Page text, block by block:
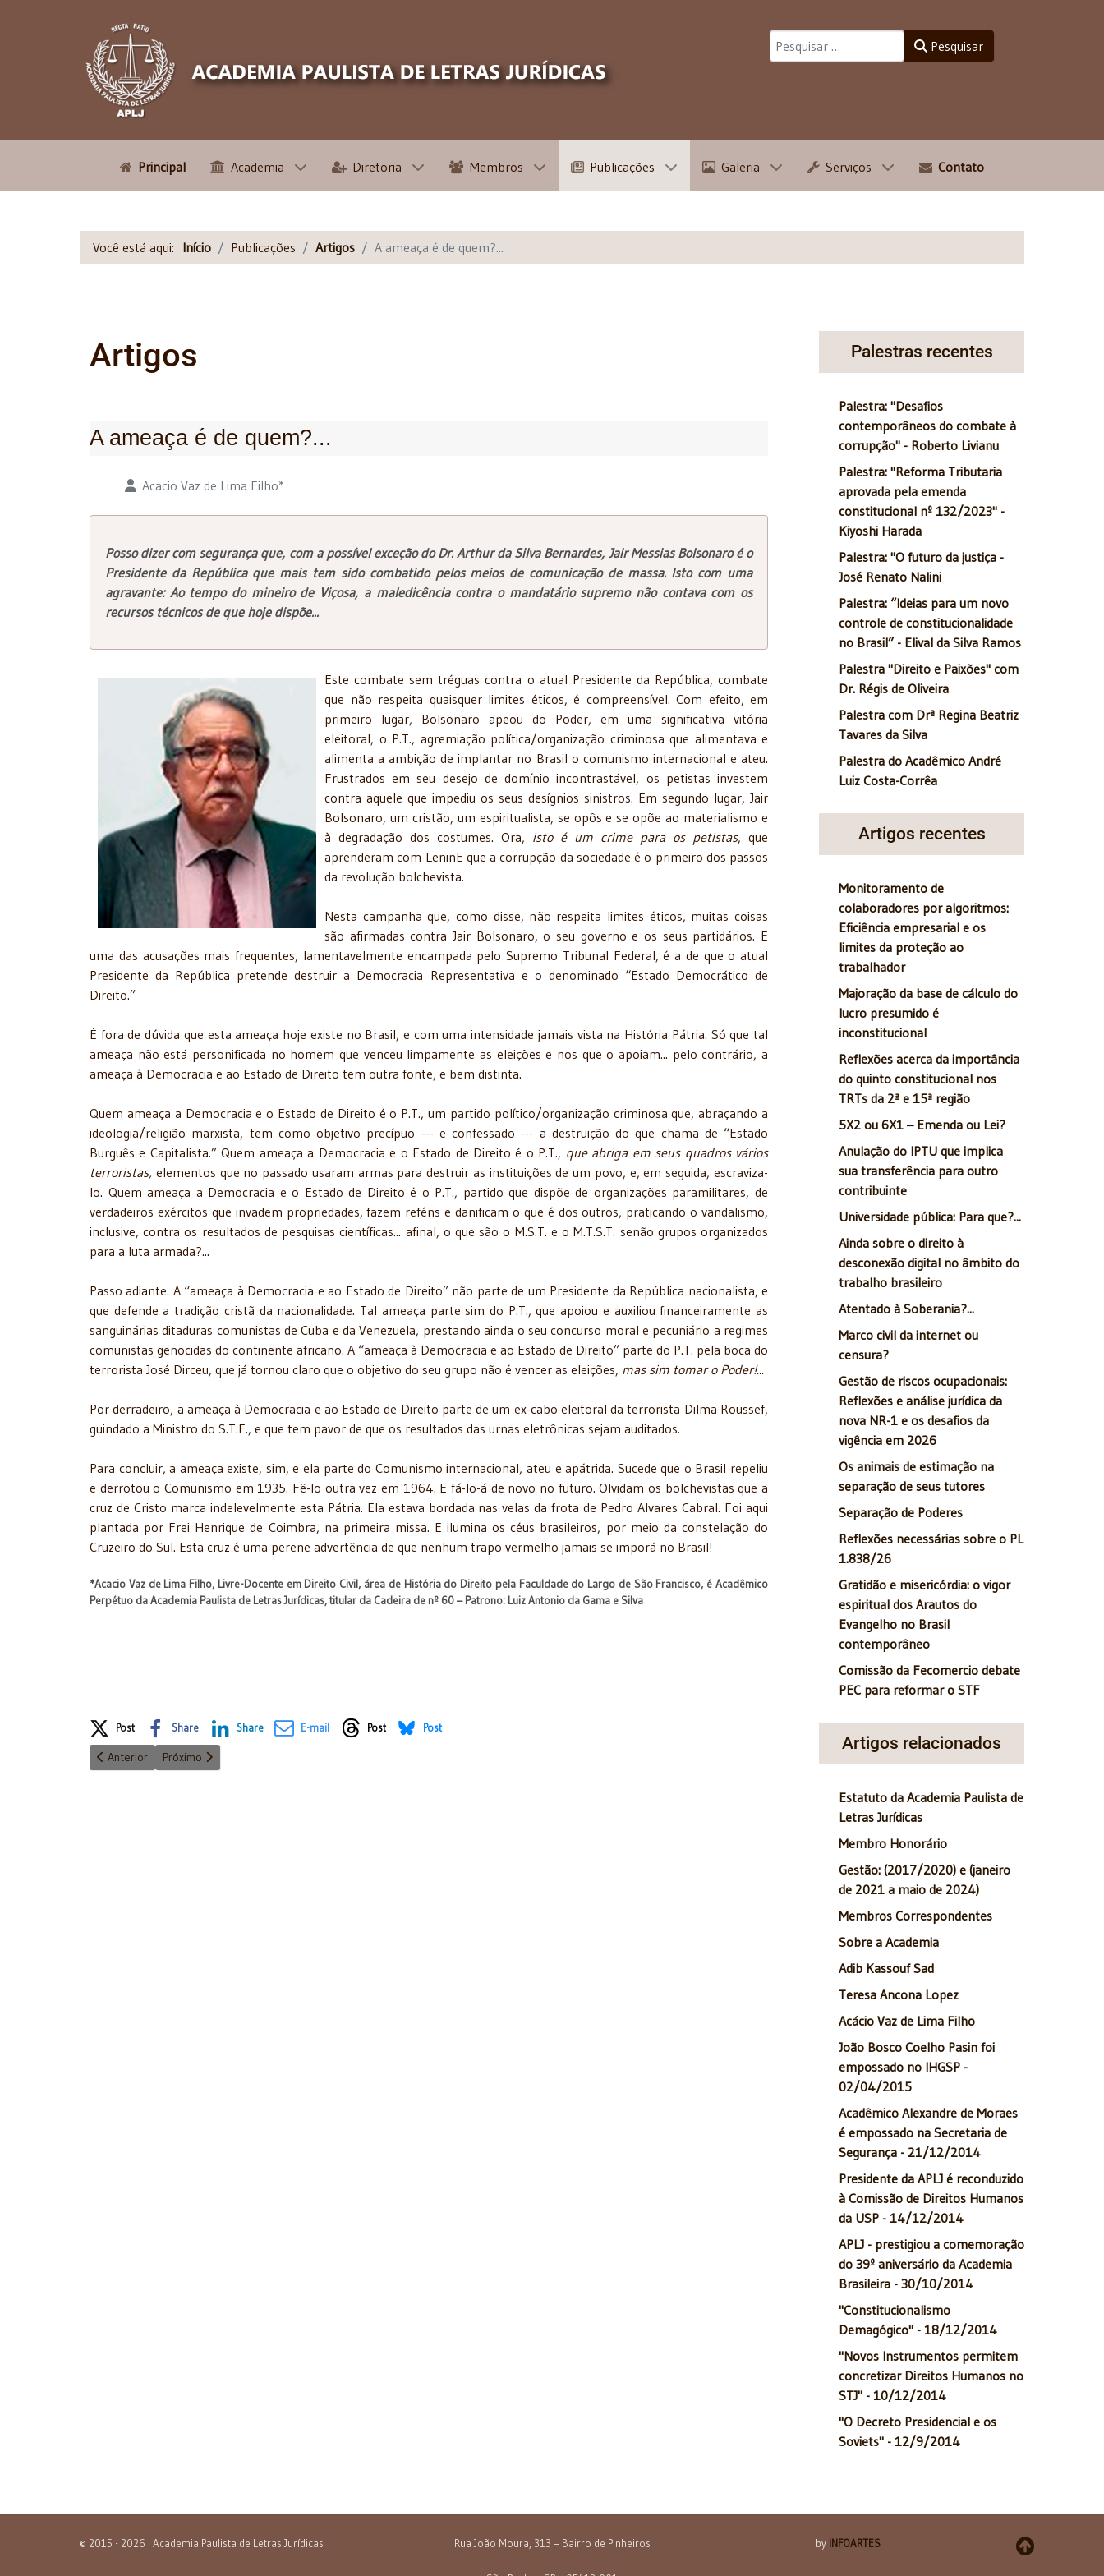
Pesquisar
Principal Academia Diretoria Membros Publicações Galeria Serviços Contato
Você está aqui: Início Publicações Artigos A ameaça é de quem?...
Artigos
A ameaça é de quem?...
Detalhes Acacio Vaz de Lima Filho*
Posso dizer com segurança que, com a possívelexceçãodo Dr. Arthur da Silva Bernardes, Jair Messias Bolsonaro é o
Presidente da República que mais tem sido combatido pelos meios de comunicação de massa. Isto com uma
agravante: Ao tempo do mineiro de Viçosa, a maledicência contra o mandatário supremo não contava com os
recursos técnicos de que hoje dispõe...
Este combate sem tréguas contra o atual Presidente da República, combate
que não respeita quaisquer limites éticos, é compreensível. Com efeito, em
primeiro lugar, Bolsonaro apeou do Poder, em uma significativa vitória
eleitoral, o P.T., agremiação política/organização criminosa que alimentava e
alimenta a ambição de implantar no Brasil o comunismo internacional e ateu.
Frustrados em seu desejo de domínio incontrastável, os petistas investem
contra aquele que impediu os seus desígnios sinistros. Em segundo lugar, Jair
Bolsonaro, um cristão, um espiritualista, se opôs e se opõe ao materialismo e
à degradação dos costumes. Ora, isto é um crime para os petistas, que
aprenderam com LeninE que a corrupção da sociedade é o primeiro dos passos
da revolução bolchevista.
Nesta campanha que, como disse, não respeita limites éticos, muitas coisas
são afirmadas contra Jair Bolsonaro, o seu governo e os seus partidários. E
uma das acusações mais frequentes, lamentavelmente encampada pelo Supremo Tribunal Federal, é a de que o atual
Presidente da República pretende destruir a Democracia Representativa e o denominado “Estado Democrático de
Direito.”
É fora de dúvida que esta ameaça hoje existe no Brasil, e com uma intensidade jamais vista na História Pátria. Só que tal
ameaça não está personificada no homem que venceu limpamente as eleições e nos que o apoiam... pelo contrário, a
ameaça à Democracia e ao Estado de Direito tem outra fonte, e bem distinta.
Quem ameaça a Democracia e o Estado de Direito é o P.T., um partido político/organização criminosa que, abraçando a
ideologia/religião marxista, tem como objetivo precípuo --- e confessado --- a destruição do que chama de “Estado
Burguês e Capitalista.” Quem ameaça a Democracia e o Estado de Direito é o P.T., que abriga em seus quadros vários
terroristas, elementos que no passado usaram armas para destruir as instituições de um povo, e, em seguida, escraviza-
lo. Quem ameaça a Democracia e o Estado de Direito é o P.T., partido que dispõe de organizações paramilitares, de
verdadeiros exércitos que invadem propriedades, fazem reféns e danificam o que é dos outros, praticando o vandalismo,
inclusive, contra os resultados de pesquisas científicas... afinal, o que são o M.S.T. e o M.T.S.T. senão grupos organizados
para a luta armada?...
Passo adiante. A “ameaça à Democracia e ao Estado de Direito” não parte de um Presidente da República nacionalista, e
que defende a tradição cristã da nacionalidade. Tal ameaça parte sim do P.T., que apoiou e auxiliou financeiramente as
sanguinárias ditaduras comunistas de Cuba e da Venezuela, prestando ainda o seu concurso moral e pecuniário a regimes
comunistas genocidas do continente africano. A “ameaça à Democracia e ao Estado de Direito” parte do P.T. pela boca do
terrorista José Dirceu, que já tornou claro que o objetivo do seu grupo não é vencer as eleições, mas sim tomar o Poder!...
Por derradeiro, a ameaça à Democracia e ao Estado de Direito parte de um ex-cabo eleitoral da terrorista Dilma Roussef,
guindado a Ministro do S.T.F., e que tem pavor de que os resultados das urnas eletrônicas sejam auditados.
Para concluir, a ameaça existe, sim, e ela parte do Comunismo internacional, ateu e apátrida. Sucede que o Brasil repeliu
e derrotou o Comunismo em 1935. Fê-lo outra vez em 1964. E fá-lo-á de novo no futuro. Olvidam os bolchevistas que a
cruz de Cristo marca indelevelmente esta Pátria. Ela estava bordada nas velas da frota de Pedro Alvares Cabral. Foi aqui
plantada por Frei Henrique de Coimbra, na primeira missa. E ilumina os céus brasileiros, por meio da constelação do
Cruzeiro do Sul. Esta cruz é uma perene advertência de que nenhum trapo vermelho jamais se imporá no Brasil!
*Acacio Vaz de Lima Filho, Livre-Docente em Direito Civil, área de História do Direito pela Faculdade do Largo de São Francisco, é Acadêmico
Perpétuo da Academia Paulista de Letras Jurídicas, titular da Cadeira de nº 60 – Patrono: Luiz Antonio da Gama e Silva
Share on Social Media
Post Share Share E-mail Post Post
Artigo anterior: "Companheiro não é herdeiro necessário" por Regina Beatriz
Anterior Próximo artigo: Continua a controvérsia acerca da imunidade do ITBI na incorporação de bens em realização de capital
Próximo
Palestras recentes
Palestra: "Desafios
contemporâneos do combate à
corrupção" - Roberto Livianu
Palestra: "Reforma Tributaria
aprovada pela emenda
constitucional nº 132/2023" -
Kiyoshi Harada
Palestra: "O futuro da justiça -
José Renato Nalini
Palestra: “Ideias para um novo
controle de constitucionalidade
no Brasil” - Elival da Silva Ramos
Palestra "Direito e Paixões" com
Dr. Régis de Oliveira
Palestra com Drª Regina Beatriz
Tavares da Silva
Palestra do Acadêmico André
Luiz Costa-Corrêa
Artigos recentes
Monitoramento de
colaboradores por algoritmos:
Eficiência empresarial e os
limites da proteção ao
trabalhador
Majoração da base de cálculo do
lucro presumido é
inconstitucional
Reflexões acerca da importância
do quinto constitucional nos
TRTs da 2ª e 15ª região
5X2 ou 6X1 – Emenda ou Lei?
Anulação do IPTU que implica
sua transferência para outro
contribuinte
Universidade pública: Para que?...
Ainda sobre o direito à
desconexão digital no âmbito do
trabalho brasileiro
Atentado à Soberania?...
Marco civil da internet ou
censura?
Gestão de riscos ocupacionais:
Reflexões e análise jurídica da
nova NR-1 e os desafios da
vigência em 2026
Os animais de estimação na
separação de seus tutores
Separação de Poderes
Reflexões necessárias sobre o PL
1.838/26
Gratidão e misericórdia: o vigor
espiritual dos Arautos do
Evangelho no Brasil
contemporâneo
Comissão da Fecomercio debate
PEC para reformar o STF
Artigos relacionados
Estatuto da Academia Paulista de
Letras Jurídicas
Membro Honorário
Gestão: (2017/2020) e (janeiro
de 2021 a maio de 2024)
Membros Correspondentes
Sobre a Academia
Adib Kassouf Sad
Teresa Ancona Lopez
Acácio Vaz de Lima Filho
João Bosco Coelho Pasin foi
empossado no IHGSP -
02/04/2015
Acadêmico Alexandre de Moraes
é empossado na Secretaria de
Segurança - 21/12/2014
Presidente da APLJ é reconduzido
à Comissão de Direitos Humanos
da USP - 14/12/2014
APLJ - prestigiou a comemoração
do 39º aniversário da Academia
Brasileira - 30/10/2014
"Constitucionalismo
Demagógico" - 18/12/2014
"Novos Instrumentos permitem
concretizar Direitos Humanos no
STJ" - 10/12/2014
"O Decreto Presidencial e os
Soviets" - 12/9/2014
© 2015 - 2026 | Academia Paulista de Letras Jurídicas Rua João Moura, 313 – Bairro de Pinheiros by INFOARTES